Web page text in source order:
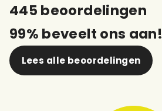
445 beoordelingen
99% beveelt ons aan!
Lees alle beoordelingen